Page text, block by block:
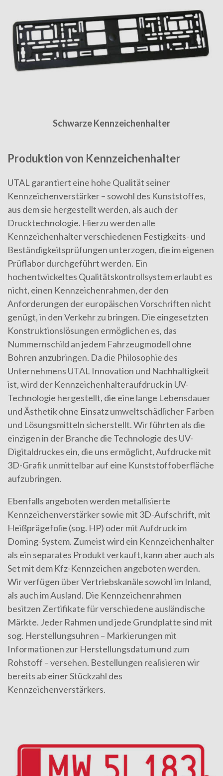
Schwarze Kennzeichenhalter
Produktion von Kennzeichenhalter
UTAL garantiert eine hohe Qualität seiner
Kennzeichenverstärker – sowohl des Kunststoffes,
aus dem sie hergestellt werden, als auch der
Drucktechnologie. Hierzu werden alle
Kennzeichenhalter verschiedenen Festigkeits- und
Beständigkeitsprüfungen unterzogen, die im eigenen
Prüflabor durchgeführt werden. Ein
hochentwickeltes Qualitätskontrollsystem erlaubt es
nicht, einen Kennzeichenrahmen, der den
Anforderungen der europäischen Vorschriften nicht
genügt, in den Verkehr zu bringen. Die eingesetzten
Konstruktionslösungen ermöglichen es, das
Nummernschild an jedem Fahrzeugmodell ohne
Bohren anzubringen. Da die Philosophie des
Unternehmens UTAL Innovation und Nachhaltigkeit
ist, wird der Kennzeichenhalteraufdruck in UV-
Technologie hergestellt, die eine lange Lebensdauer
und Ästhetik ohne Einsatz umweltschädlicher Farben
und Lösungsmitteln sicherstellt. Wir führten als die
einzigen in der Branche die Technologie des UV-
Digitaldruckes ein, die uns ermöglicht, Aufdrucke mit
3D-Grafik unmittelbar auf eine Kunststoffoberfläche
aufzubringen.
Ebenfalls angeboten werden metallisierte
Kennzeichenverstärker sowie mit 3D-Aufschrift, mit
Heißprägefolie (sog. HP) oder mit Aufdruck im
Doming-System. Zumeist wird ein Kennzeichenhalter
als ein separates Produkt verkauft, kann aber auch als
Set mit dem Kfz-Kennzeichen angeboten werden.
Wir verfügen über Vertriebskanäle sowohl im Inland,
als auch im Ausland. Die Kennzeichenrahmen
besitzen Zertifikate für verschiedene ausländische
Märkte. Jeder Rahmen und jede Grundplatte sind mit
sog. Herstellungsuhren – Markierungen mit
Informationen zur Herstellungsdatum und zum
Rohstoff – versehen. Bestellungen realisieren wir
bereits ab einer Stückzahl des
Kennzeichenverstärkers.